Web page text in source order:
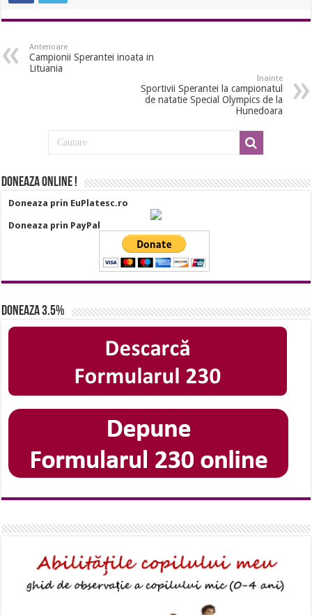
Anterioare
Campionii Sperantei inoata in
Lituania
Inainte
Sportivii Sperantei la campionatul
de natatie Special Olympics de la
Hunedoara
Doneaza online !
Doneaza prin EuPlatesc.ro
Doneaza prin PayPal
Doneaza 3.5%